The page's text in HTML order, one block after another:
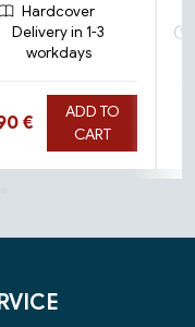
Hardcover
Delivery in 1-3
workdays
nyt
€
ADD TO
CART